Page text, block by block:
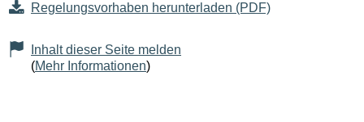
Regelungsvorhaben herunterladen (PDF)
Inhalt dieser Seite melden
(Mehr Informationen)